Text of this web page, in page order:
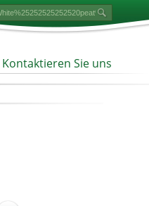
Kontaktieren Sie uns